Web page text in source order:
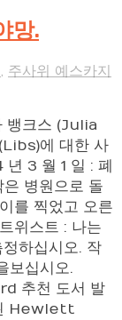
망.
, 주사위 예스카지
뱅크스 (Julia
에 대한 사
3 월 1 일 : 폐
병원으로 돌
를 찍었고 오른
위스트 : 나는
하십시오. 작
보십시오.
추천 도서 발
Hewlett